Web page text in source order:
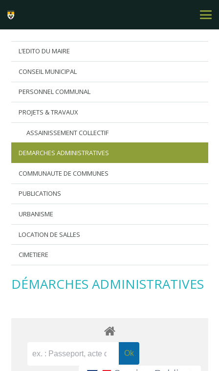
L’EDITO DU MAIRE
CONSEIL MUNICIPAL
PERSONNEL COMMUNAL
PROJETS & TRAVAUX
ASSAINISSEMENT COLLECTIF
DEMARCHES ADMINISTRATIVES
COMMUNAUTE DE COMMUNES
PUBLICATIONS
URBANISME
LOCATION DE SALLES
CIMETIERE
DÉMARCHES ADMINISTRATIVES